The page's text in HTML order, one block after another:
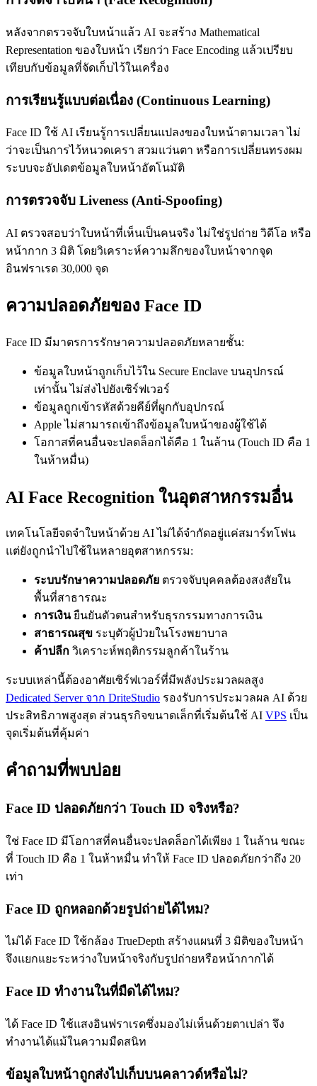
หลังจากตรวจจับใบหน้าแล้ว AI จะสร้าง Mathematical
Representation ของใบหน้า เรียกว่า Face Encoding แล้วเปรียบ
เทียบกับข้อมูลที่จัดเก็บไว้ในเครื่อง
การเรียนรู้แบบต่อเนื่อง (Continuous Learning)
Face ID ใช้ AI เรียนรู้การเปลี่ยนแปลงของใบหน้าตามเวลา ไม่
ว่าจะเป็นการไว้หนวดเครา สวมแว่นตา หรือการเปลี่ยนทรงผม
ระบบจะอัปเดตข้อมูลใบหน้าอัตโนมัติ
การตรวจจับ Liveness (Anti-Spoofing)
AI ตรวจสอบว่าใบหน้าที่เห็นเป็นคนจริง ไม่ใช่รูปถ่าย วิดีโอ หรือ
หน้ากาก 3 มิติ โดยวิเคราะห์ความลึกของใบหน้าจากจุด
อินฟราเรด 30,000 จุด
ความปลอดภัยของ Face ID
Face ID มีมาตรการรักษาความปลอดภัยหลายชั้น:
ข้อมูลใบหน้าถูกเก็บไว้ใน Secure Enclave บนอุปกรณ์
เท่านั้น ไม่ส่งไปยังเซิร์ฟเวอร์
ข้อมูลถูกเข้ารหัสด้วยคีย์ที่ผูกกับอุปกรณ์
Apple ไม่สามารถเข้าถึงข้อมูลใบหน้าของผู้ใช้ได้
โอกาสที่คนอื่นจะปลดล็อกได้คือ 1 ในล้าน (Touch ID คือ 1
ในห้าหมื่น)
AI Face Recognition ในอุตสาหกรรมอื่น
เทคโนโลยีจดจำใบหน้าด้วย AI ไม่ได้จำกัดอยู่แค่สมาร์ทโฟน
แต่ยังถูกนำไปใช้ในหลายอุตสาหกรรม:
ระบบรักษาความปลอดภัย ตรวจจับบุคคลต้องสงสัยใน
พื้นที่สาธารณะ
การเงินยืนยันตัวตนสำหรับธุรกรรมทางการเงิน
สาธารณสุข ระบุตัวผู้ป่วยในโรงพยาบาล
ค้าปลีก วิเคราะห์พฤติกรรมลูกค้าในร้าน
ระบบเหล่านี้ต้องอาศัยเซิร์ฟเวอร์ที่มีพลังประมวลผลสูง
Dedicated Server จาก DriteStudio รองรับการประมวลผล AI ด้วย
ประสิทธิภาพสูงสุด ส่วนธุรกิจขนาดเล็กที่เริ่มต้นใช้ AI VPS เป็น
จุดเริ่มต้นที่คุ้มค่า
คำถามที่พบบ่อย
Face ID ปลอดภัยกว่า Touch ID จริงหรือ?
ใช่ Face ID มีโอกาสที่คนอื่นจะปลดล็อกได้เพียง 1 ในล้าน ขณะ
ที่ Touch ID คือ 1 ในห้าหมื่น ทำให้ Face ID ปลอดภัยกว่าถึง 20
เท่า
Face ID ถูกหลอกด้วยรูปถ่ายได้ไหม?
ไม่ได้ Face ID ใช้กล้อง TrueDepth สร้างแผนที่ 3 มิติของใบหน้า
จึงแยกแยะระหว่างใบหน้าจริงกับรูปถ่ายหรือหน้ากากได้
Face ID ทำงานในที่มืดได้ไหม?
ได้ Face ID ใช้แสงอินฟราเรดซึ่งมองไม่เห็นด้วยตาเปล่า จึง
ทำงานได้แม้ในความมืดสนิท
ข้อมูลใบหน้าถูกส่งไปเก็บบนคลาวด์หรือไม่?